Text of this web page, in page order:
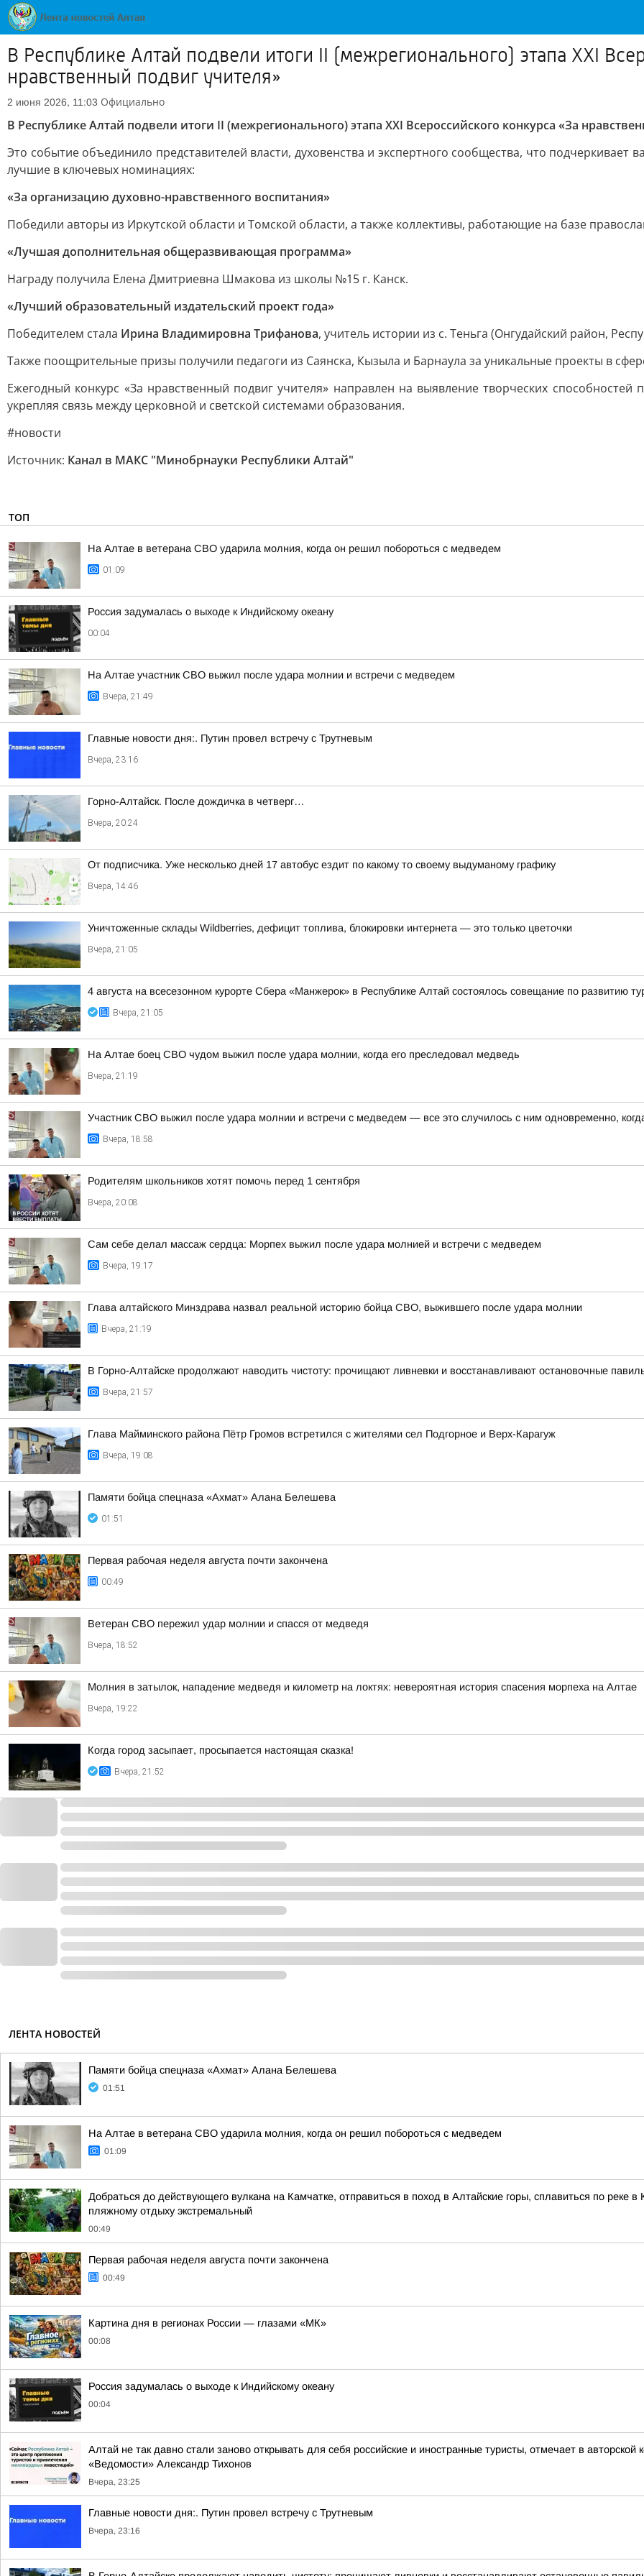
В Республике Алтай подвели итоги II (межрегионального) этапа XXI
нравственный подвиг учителя»
2 июня 2026, 11:03 Официально
В Республике Алтай подвели итоги II (межрегионального) этапа XXI Всероссийского конкурса «За
Это событие объединило представителей власти, духовенства и экспертного сообщества, что
лучшие в ключевых номинациях:
«За организацию духовно-нравственного воспитания»
Победили авторы из Иркутской области и Томской области, а также коллективы, работающие на базе
«Лучшая дополнительная общеразвивающая программа»
Награду получила Елена Дмитриевна Шмакова из школы №15 г. Канск.
«Лучший образовательный издательский проект года»
Победителем стала Ирина Владимировна Трифанова, учитель истории из с. Теньга (Онгудайский район,
Также поощрительные призы получили педагоги из Саянска, Кызыла и Барнаула за уникальные проекты в
Ежегодный конкурс «За нравственный подвиг учителя» направлен на выявление творческих
укрепляя связь между церковной и светской системами образования.
#новости
Источник: Канал в МАКС "Минобрнауки Республики Алтай"
ТОП
На Алтае в ветерана СВО ударила молния, когда он решил побороться с медведем
01:09
Россия задумалась о выходе к Индийскому океану
00:04
На Алтае участник СВО выжил после удара молнии и встречи с медведем
Вчера, 21:49
Главные новости дня:. Путин провел встречу с Трутневым
Вчера, 23:16
Горно-Алтайск. После дождичка в четверг…
Вчера, 20:24
От подписчика. Уже несколько дней 17 автобус ездит по какому то своему выдуманому графику
Вчера, 14:46
Уничтоженные склады Wildberries, дефицит топлива, блокировки интернета — это только цветочки
Вчера, 21:05
4 августа на всесезонном курорте Сбера «Манжерок» в Республике Алтай состоялось совещание по развитию
Вчера, 21:05
На Алтае боец СВО чудом выжил после удара молнии, когда его преследовал медведь
Вчера, 21:19
Участник СВО выжил после удара молнии и встречи с медведем — все это случилось с ним одновременно,
Вчера, 18:58
Родителям школьников хотят помочь перед 1 сентября
Вчера, 20:08
Сам себе делал массаж сердца: Морпех выжил после удара молнией и встречи с медведем
Вчера, 19:17
Глава алтайского Минздрава назвал реальной историю бойца СВО, выжившего после удара молнии
Вчера, 21:19
В Горно-Алтайске продолжают наводить чистоту: прочищают ливневки и восстанавливают остановочные
Вчера, 21:57
Глава Майминского района Пётр Громов встретился с жителями сел Подгорное и Верх-Карагуж
Вчера, 19:08
Памяти бойца спецназа «Ахмат» Алана Белешева
01:51
Первая рабочая неделя августа почти закончена
00:49
Ветеран СВО пережил удар молнии и спасся от медведя
Вчера, 18:52
Молния в затылок, нападение медведя и километр на локтях: невероятная история спасения морпеха на Алтае
Вчера, 19:22
Когда город засыпает, просыпается настоящая сказка!
Вчера, 21:52
ЛЕНТА НОВОСТЕЙ
Памяти бойца спецназа «Ахмат» Алана Белешева
01:51
На Алтае в ветерана СВО ударила молния, когда он решил побороться с медведем
01:09
Добраться до действующего вулкана на Камчатке, отправиться в поход в Алтайские горы, сплавиться по
пляжному отдыху экстремальный
00:49
Первая рабочая неделя августа почти закончена
00:49
Картина дня в регионах России — глазами «МК»
00:08
Россия задумалась о выходе к Индийскому океану
00:04
Алтай не так давно стали заново открывать для себя российские и иностранные туристы, отмечает в
«Ведомости» Александр Тихонов
Вчера, 23:25
Главные новости дня:. Путин провел встречу с Трутневым
Вчера, 23:16